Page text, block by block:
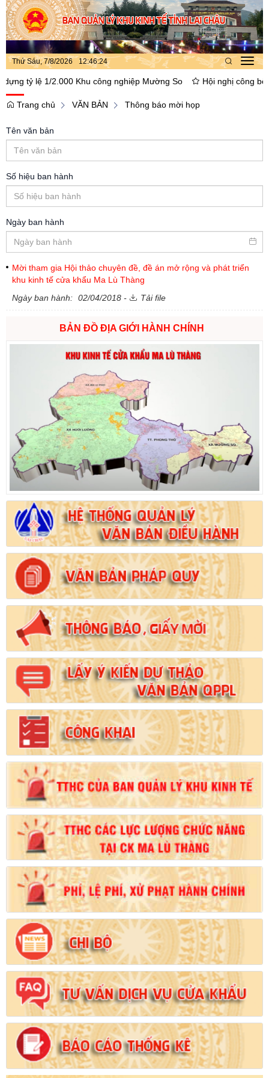
Thứ Sáu, 7/8/2026 12:46:25
lệ 1/2.000 Khu công nghiệp Mường So Hội nghị công bố điều
Trang chủ VĂN BẢN Thông báo mời họp
Tên văn bản
Số hiệu ban hành
Ngày ban hành
Mời tham gia Hội thảo chuyên đề, đề án mở rộng và phát triển
khu kinh tế cửa khẩu Ma Lù Thàng
Ngày ban hành: 02/04/2018 - Tải file
BẢN ĐỒ ĐỊA GIỚI HÀNH CHÍNH
Số:102/2024/NĐ-CP
Tên:(Nghị định Quy định chi tiết thi hành một số điều của Luật
Đất đai)
Ngày ban hành: (21/08/2024)
Số:103/2024/NĐ-CP
Tên:(Nghị định Quy định về tiền sử dụng đất, tiền thuê đất)
Ngày ban hành: (21/08/2024)
Số:1731/KH-UBND
Tên:
(Kế hoạch triển khai thi hành Luật Đất đai năm 2024)
Ngày ban hành: (21/08/2024)